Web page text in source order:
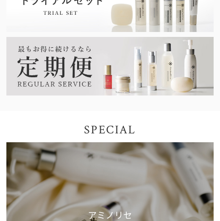
SPECIAL
アミノリセ